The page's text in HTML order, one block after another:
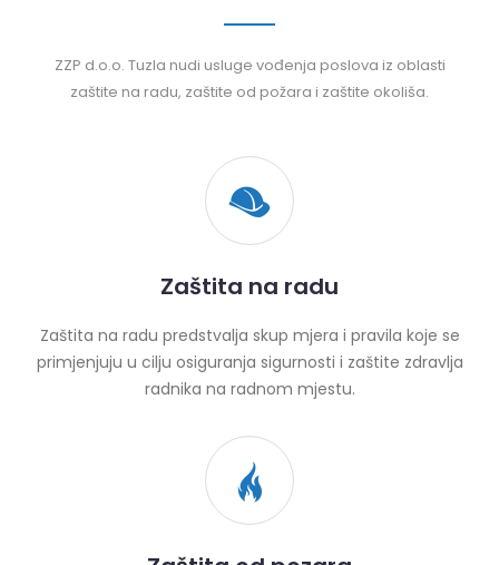
ZZP d.o.o. Tuzla nudi usluge vođenja poslova iz oblasti
zaštite na radu, zaštite od požara i zaštite okoliša.
Zaštita na radu
Zaštita na radu predstvalja skup mjera i pravila koje se
primjenjuju u cilju osiguranja sigurnosti i zaštite zdravlja
radnika na radnom mjestu.